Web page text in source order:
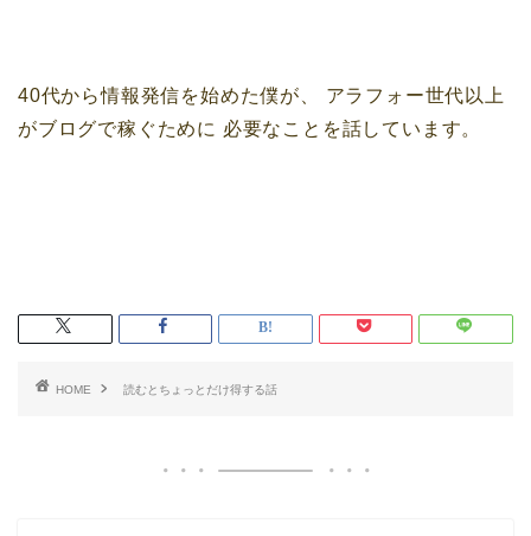
40代から情報発信を始めた僕が、
アラフォー世代以上
がブログで稼ぐために 必要なことを話しています。
HOME 読むとちょっとだけ得する話